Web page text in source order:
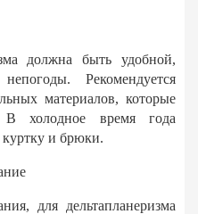
должна быть удобной,
Рекомендуется
материалов, которые
холодное время года
куртку и брюки.
для дельтапланеризма